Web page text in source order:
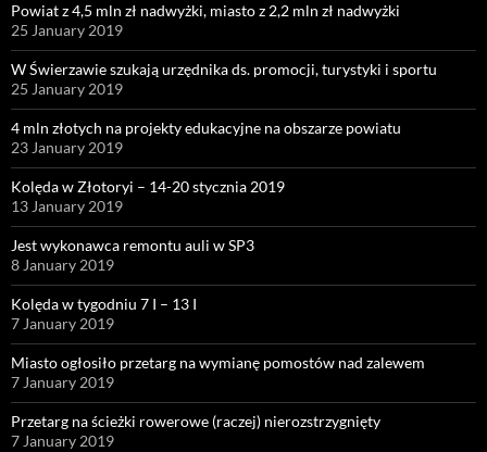
Powiat z 4,5 mln zł nadwyżki, miasto z 2,2 mln zł nadwyżki
25 January 2019
W Świerzawie szukają urzędnika ds. promocji, turystyki i sportu
25 January 2019
4 mln złotych na projekty edukacyjne na obszarze powiatu
23 January 2019
Kolęda w Złotoryi – 14-20 stycznia 2019
13 January 2019
Jest wykonawca remontu auli w SP3
8 January 2019
Kolęda w tygodniu 7 I – 13 I
7 January 2019
Miasto ogłosiło przetarg na wymianę pomostów nad zalewem
7 January 2019
Przetarg na ścieżki rowerowe (raczej) nierozstrzygnięty
7 January 2019